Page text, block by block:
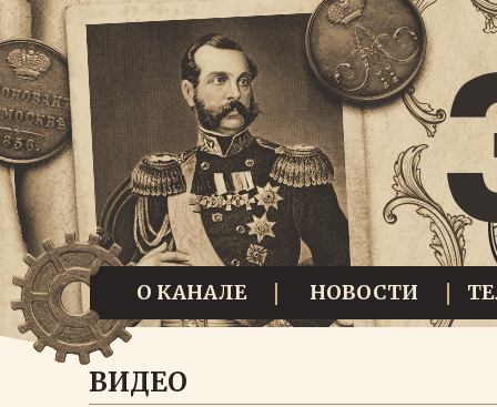
О КАНАЛЕ НОВОСТИ
ВИДЕО